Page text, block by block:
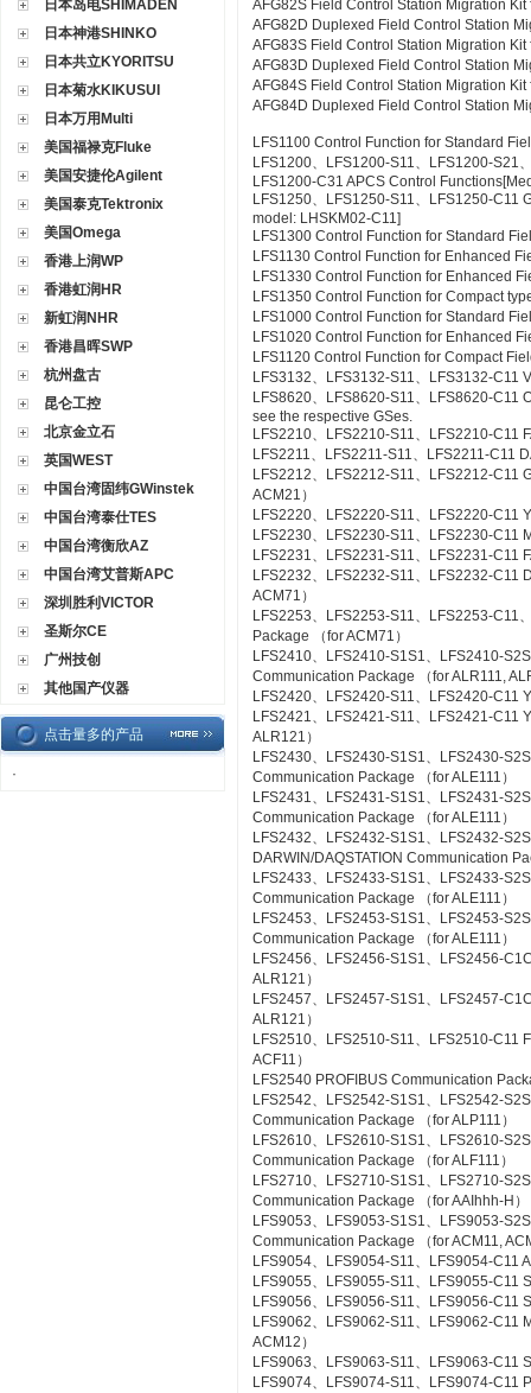
日本岛电SHIMADEN
日本神港SHINKO
日本共立KYORITSU
日本菊水KIKUSUI
日本万用Multi
美国福禄克Fluke
美国安捷伦Agilent
美国泰克Tektronix
美国Omega
香港上润WP
香港虹润HR
新虹润NHR
香港昌晖SWP
杭州盘古
昆仑工控
北京金立石
英国WEST
中国台湾固纬GWinstek
中国台湾泰仕TES
中国台湾衡欣AZ
中国台湾艾普斯APC
深圳胜利VICTOR
圣斯尔CE
广州技创
其他国产仪器
点击量多的产品
·
AFG82S Field Control Station Migration Kit
AFG82D Duplexed Field Control Station
AFG83S Field Control Station Migration Kit
AFG83D Duplexed Field Control Station
AFG84S Field Control Station Migration Kit
AFG84D Duplexed Field Control Station
LFS1100 Control Function for Standard
LFS1200、LFS1200-S11、LFS1200-S21
LFS1200-C31 APCS Control
LFS1250、LFS1250-S11、LFS1250-C11
model: LHSKM02-C11]
LFS1300 Control Function for Standard
LFS1130 Control Function for Enhanced
LFS1330 Control Function for Enhanced
LFS1350 Control Function for Compact
LFS1000 Control Function for Standard
LFS1020 Control Function for Enhanced
LFS1120 Control Function for Compact
LFS3132、LFS3132-S11、LFS3132-C11
LFS8620、LFS8620-S11、LFS8620-C11
see the respective GSes.
LFS2210、LFS2210-S11、LFS2210-C11
LFS2211、LFS2211-S11、LFS2211-C11
LFS2212、LFS2212-S11、LFS2212-C11
ACM21）
LFS2220、LFS2220-S11、LFS2220-C11
LFS2230、LFS2230-S11、LFS2230-C11
LFS2231、LFS2231-S11、LFS2231-C11
LFS2232、LFS2232-S11、LFS2232-C11
ACM71）
LFS2253、LFS2253-S11、LFS2253-C11
Package （for ACM71）
LFS2410、LFS2410-S1S1、LFS2410-
Communication Package （for ALR111,
LFS2420、LFS2420-S11、LFS2420-C11
LFS2421、LFS2421-S11、LFS2421-C11
ALR121）
LFS2430、LFS2430-S1S1、LFS2430-
Communication Package （for ALE111）
LFS2431、LFS2431-S1S1、LFS2431-
Communication Package （for ALE111）
LFS2432、LFS2432-S1S1、LFS2432-
DARWIN/DAQSTATION Communication
LFS2433、LFS2433-S1S1、LFS2433-
Communication Package （for ALE111）
LFS2453、LFS2453-S1S1、LFS2453-
Communication Package （for ALE111）
LFS2456、LFS2456-S1S1、LFS2456-
ALR121）
LFS2457、LFS2457-S1S1、LFS2457-
ALR121）
LFS2510、LFS2510-S11、LFS2510-C11
ACF11）
LFS2540 PROFIBUS Communication
LFS2542、LFS2542-S1S1、LFS2542-
Communication Package （for ALP111）
LFS2610、LFS2610-S1S1、LFS2610-
Communication Package （for ALF111）
LFS2710、LFS2710-S1S1、LFS2710-
Communication Package （for AAIhhh-H）
LFS9053、LFS9053-S1S1、LFS9053-
Communication Package （for ACM11,
LFS9054、LFS9054-S11、LFS9054-C11
LFS9055、LFS9055-S11、LFS9055-C11
LFS9056、LFS9056-S11、LFS9056-C11
LFS9062、LFS9062-S11、LFS9062-C11
ACM12）
LFS9063、LFS9063-S11、LFS9063-C11
LFS9074、LFS9074-S11、LFS9074-C11